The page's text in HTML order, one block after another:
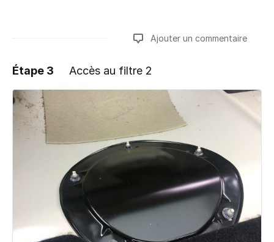
Ajouter un commentaire
Ajouter un commentaire
Étape 3 Accès au filtre 2